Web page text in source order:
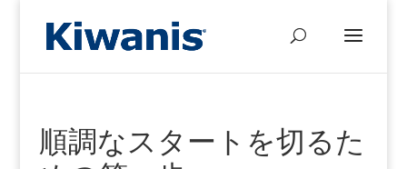
順調なスタートを切るた